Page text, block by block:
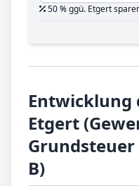
50 % ggü. Etgert
Entwicklung
Etgert
B)